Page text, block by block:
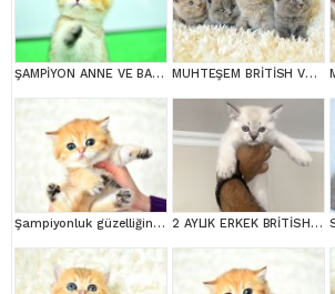
ŞAMPİYON ANNE VE BABANI YAVRUSU NY11 GOLDEN BRİTİSH SHORTHAİR YAVRUMUZ MUHTEŞEM BRİTİSH VE SCOTTİSH YAVRULAR
Şampiyonluk güzelliğinde ny11 golden british shorthair 2 AYLIK ERKEK BRİTİSH SHORT HAİR